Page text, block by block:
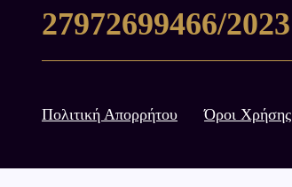
27972699466/2023
Πολιτική Απορρήτου Όροι Χρήσης